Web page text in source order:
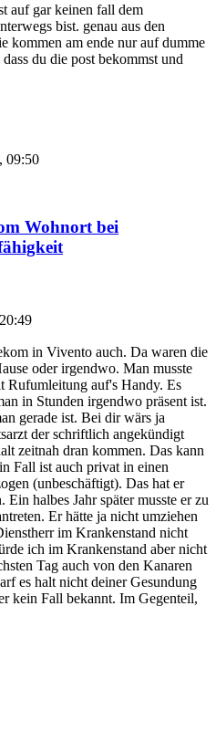
auf gar keinen fall dem
bist. genau aus den
kommen am ende nur auf dumme
du die post bekommst und
09:50
Wohnort bei
in Vivento auch. Da waren die
oder irgendwo. Man musste
Rufumleitung auf's Handy. Es
in Stunden irgendwo präsent ist.
gerade ist. Bei dir wärs ja
der schriftlich angekündigt
zeitnah dran kommen. Das kann
Fall ist auch privat in einen
(unbeschäftigt). Das hat er
halbes Jahr später musste er zu
Er hätte ja nicht umziehen
im Krankenstand nicht
ich im Krankenstand aber nicht
Tag auch von den Kanaren
es halt nicht deiner Gesundung
kein Fall bekannt. Im Gegenteil,